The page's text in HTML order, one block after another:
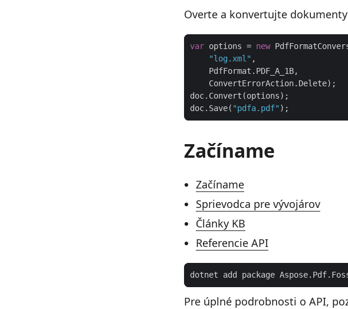
Overte a konvertujte dokumenty
var options = new
"log.xml"
doc.Save( "pdfa.pdf"
Začíname
Začíname
Sprievodca pre vývojárov
Články KB
Referencie API
Pre úplné podrobnosti o API,